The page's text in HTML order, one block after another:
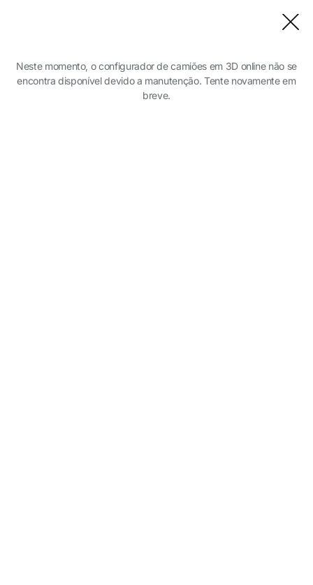
Neste momento, o configurador de camiões em 3D online não se
encontra disponível devido a manutenção. Tente novamente em
breve.